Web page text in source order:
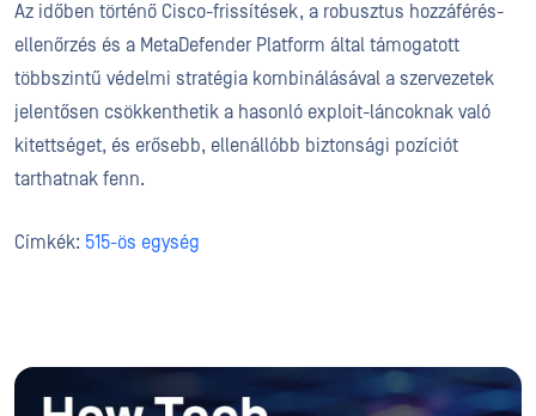
Az időben történő Cisco-frissítések, a robusztus hozzáférés-
ellenőrzés és a MetaDefender Platform által támogatott
többszintű védelmi stratégia kombinálásával a szervezetek
jelentősen csökkenthetik a hasonló exploit-láncoknak való
kitettséget, és erősebb, ellenállóbb biztonsági pozíciót
tarthatnak fenn.
Címkék: 515-ös egység